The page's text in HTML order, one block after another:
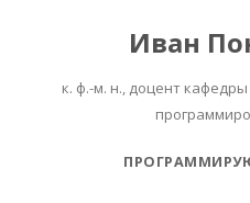
Иван
к. ф.-м. н., доцент